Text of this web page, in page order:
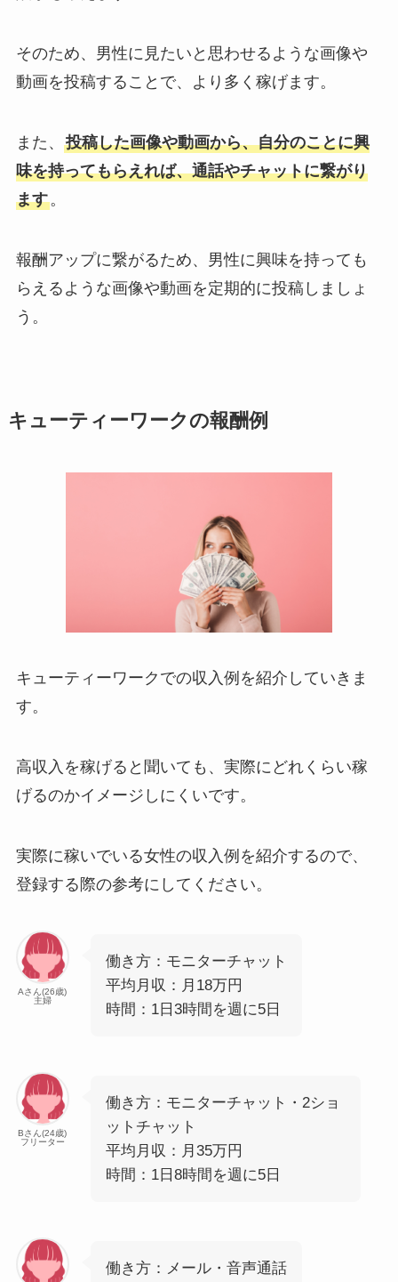
そのため、男性に見たいと思わせるような画像や
動画を投稿することで、より多く稼げます。
また、 投稿した画像や動画から、自分のことに興
味を持ってもらえれば、通話やチャットに繋がり
ます。
報酬アップに繋がるため、男性に興味を持っても
らえるような画像や動画を定期的に投稿しましょ
う。
キューティーワークの報酬例
キューティーワークでの収入例を紹介していきま
す。
高収入を稼げると聞いても、実際にどれくらい稼
げるのかイメージしにくいです。
実際に稼いでいる女性の収入例を紹介するので、
登録する際の参考にしてください。
Aさん(26歳)
主婦
働き方：モニターチャット
平均月収：月18万円
時間：1日3時間を週に5日
Bさん(24歳)
フリーター
働き方：モニターチャット・2ショ
ットチャット
平均月収：月35万円
時間：1日8時間を週に5日
働き方：メール・音声通話